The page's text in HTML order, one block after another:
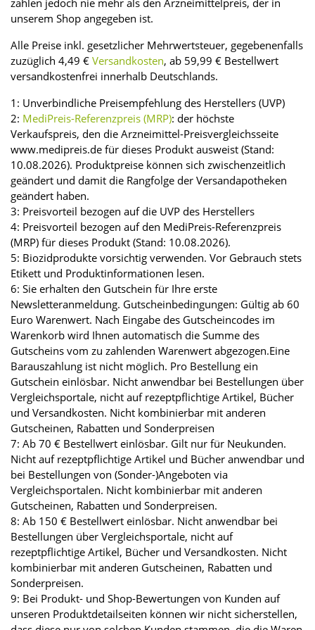
zahlen jedoch nie mehr als den Arzneimittelpreis, der in
unserem Shop angegeben ist.
Alle Preise inkl. gesetzlicher Mehrwertsteuer, gegebenenfalls
zuzüglich 4,49 € Versandkosten, ab 59,99 € Bestellwert
versandkostenfrei innerhalb Deutschlands.
1: Unverbindliche Preisempfehlung des Herstellers (UVP)
2: MediPreis-Referenzpreis (MRP): der höchste
Verkaufspreis, den die Arzneimittel-Preisvergleichsseite
www.medipreis.de für dieses Produkt ausweist (Stand:
10.08.2026). Produktpreise können sich zwischenzeitlich
geändert und damit die Rangfolge der Versandapotheken
geändert haben.
3: Preisvorteil bezogen auf die UVP des Herstellers
4: Preisvorteil bezogen auf den MediPreis-Referenzpreis
(MRP) für dieses Produkt (Stand: 10.08.2026).
5: Biozidprodukte vorsichtig verwenden. Vor Gebrauch stets
Etikett und Produktinformationen lesen.
6: Sie erhalten den Gutschein für Ihre erste
Newsletteranmeldung. Gutscheinbedingungen: Gültig ab 60
Euro Warenwert. Nach Eingabe des Gutscheincodes im
Warenkorb wird Ihnen automatisch die Summe des
Gutscheins vom zu zahlenden Warenwert abgezogen.Eine
Barauszahlung ist nicht möglich. Pro Bestellung ein
Gutschein einlösbar. Nicht anwendbar bei Bestellungen über
Vergleichsportale, nicht auf rezeptpflichtige Artikel, Bücher
und Versandkosten. Nicht kombinierbar mit anderen
Gutscheinen, Rabatten und Sonderpreisen
7: Ab 70 € Bestellwert einlösbar. Gilt nur für Neukunden.
Nicht auf rezeptpflichtige Artikel und Bücher anwendbar und
bei Bestellungen von (Sonder-)Angeboten via
Vergleichsportalen. Nicht kombinierbar mit anderen
Gutscheinen, Rabatten und Sonderpreisen.
8: Ab 150 € Bestellwert einlösbar. Nicht anwendbar bei
Bestellungen über Vergleichsportale, nicht auf
rezeptpflichtige Artikel, Bücher und Versandkosten. Nicht
kombinierbar mit anderen Gutscheinen, Rabatten und
Sonderpreisen.
9: Bei Produkt- und Shop-Bewertungen von Kunden auf
unseren Produktdetailseiten können wir nicht sicherstellen,